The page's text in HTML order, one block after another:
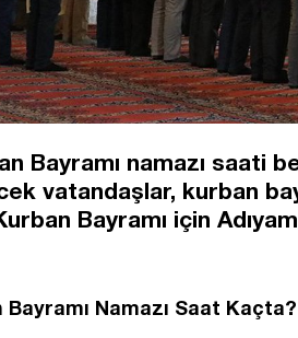
Bayramı namazı saati
vatandaşlar, kurban
Bayramı için
Namazı Saat Kaçta?